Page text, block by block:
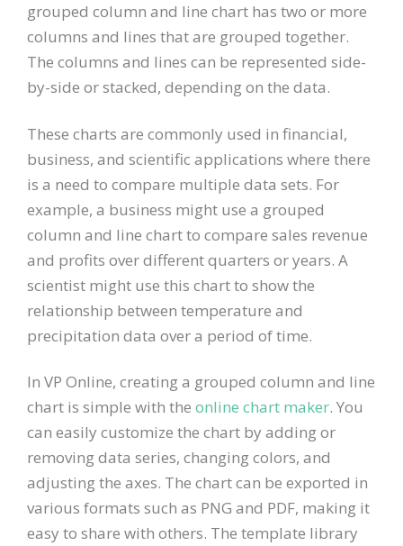
grouped column and line chart has two or more
columns and lines that are grouped together.
The columns and lines can be represented side-
by-side or stacked, depending on the data.
These charts are commonly used in financial,
business, and scientific applications where there
is a need to compare multiple data sets. For
example, a business might use a grouped
column and line chart to compare sales revenue
and profits over different quarters or years. A
scientist might use this chart to show the
relationship between temperature and
precipitation data over a period of time.
In VP Online, creating a grouped column and line
chart is simple with the online chart maker. You
can easily customize the chart by adding or
removing data series, changing colors, and
adjusting the axes. The chart can be exported in
various formats such as PNG and PDF, making it
easy to share with others. The template library